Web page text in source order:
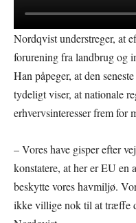
Nordqvist understreger, at
forurening fra landbrug og
Han påpeger, at den
tydeligt viser, at nationale
erhvervsinteresser frem for
– Vores have gisper efter
konstatere, at her er EU en
beskytte vores havmiljø.
ikke villige nok til at træffe